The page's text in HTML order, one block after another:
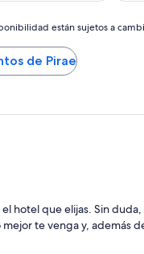
238 €
están sujetos a
de Pirae
hotel que elijas. Sin
te venga y, además